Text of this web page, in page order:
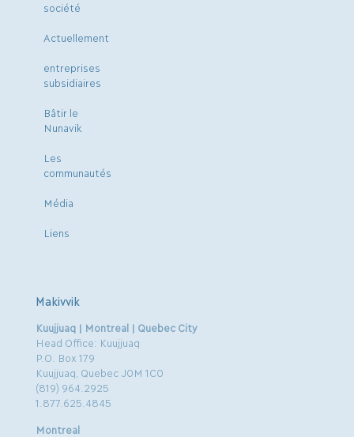
société
Actuellement
entreprises
subsidiaires
Bâtir le
Nunavik
Les
communautés
Média
Liens
Makivvik
Kuujjuaq | Montreal | Quebec City
Head Office: Kuujjuaq
P.O. Box 179
Kuujjuaq, Quebec J0M 1C0
(819) 964.2925
1.877.625.4845
Montreal